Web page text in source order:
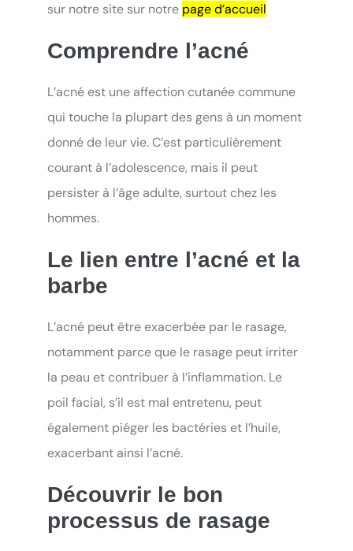
sur notre site sur notre page d’accueil
Comprendre l’acné
L’acné est une affection cutanée commune
qui touche la plupart des gens à un moment
donné de leur vie. C’est particulièrement
courant à l’adolescence, mais il peut
persister à l’âge adulte, surtout chez les
hommes.
Le lien entre l’acné et la
barbe
L’acné peut être exacerbée par le rasage,
notamment parce que le rasage peut irriter
la peau et contribuer à l’inflammation. Le
poil facial, s’il est mal entretenu, peut
également piéger les bactéries et l’huile,
exacerbant ainsi l’acné.
Découvrir le bon
processus de rasage